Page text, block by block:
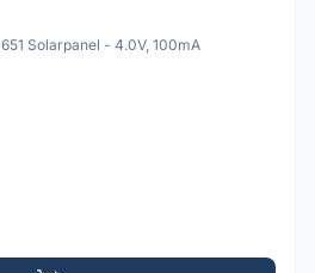
Solarpanel - 4.0V, 100mA